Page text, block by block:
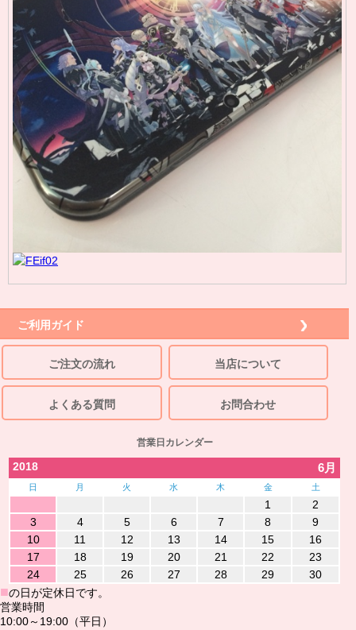
ご利用ガイド
ご注文の流れ 当店について
よくある質問 お問合わせ
営業日カレンダー
2018 6月
日 月 火 水 木 金 土
1
2
3
4 5 6 7 8
9
10
11 12 13 14 15
16
17
18 19 20 21 22
23
24
25 26 27 28 29 30
■の日が定休日です。
営業時間
10:00～19:00（平日）